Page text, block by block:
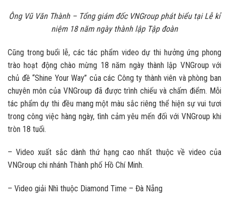
Ông Vũ Văn Thành – Tổng giám đốc VNGroup phát biểu tại Lễ kỉ
niệm 18 năm ngày thành lập Tập đoàn
Cũng trong buổi lễ, các tác phẩm video dự thi hưởng ứng phong
trào hoạt động chào mừng 18 năm ngày thành lập VNGroup với
chủ đề “Shine Your Way” của các Công ty thành viên và phòng ban
chuyên môn của VNGroup đã được trình chiếu và chấm điểm. Mỗi
tác phẩm dự thi đều mang một màu sắc riêng thể hiện sự vui tươi
trong công việc hàng ngày, tình cảm yêu mến đối với VNGroup khi
tròn 18 tuổi.
– Video xuất sắc dành thứ hạng cao nhất thuộc về video của
VNGroup chi nhánh Thành phố Hồ Chí Minh.
– Video giải Nhì thuộc Diamond Time – Đà Nẵng